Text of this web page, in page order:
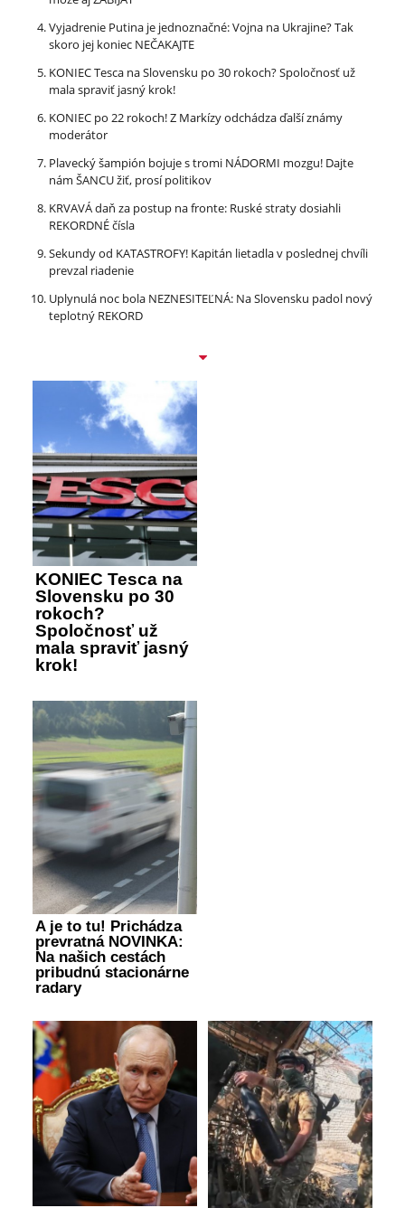
Vyjadrenie Putina je jednoznačné: Vojna na Ukrajine? Tak
skoro jej koniec NEČAKAJTE
KONIEC Tesca na Slovensku po 30 rokoch? Spoločnosť už
mala spraviť jasný krok!
KONIEC po 22 rokoch! Z Markízy odchádza ďalší známy
moderátor
Plavecký šampión bojuje s tromi NÁDORMI mozgu! Dajte
nám ŠANCU žiť, prosí politikov
KRVAVÁ daň za postup na fronte: Ruské straty dosiahli
REKORDNÉ čísla
Sekundy od KATASTROFY! Kapitán lietadla v poslednej chvíli
prevzal riadenie
Uplynulá noc bola NEZNESITEĽNÁ: Na Slovensku padol nový
teplotný REKORD
KONIEC Tesca na
Slovensku po 30
rokoch?
Spoločnosť už
mala spraviť jasný
krok!
A je to tu! Prichádza
prevratná NOVINKA:
Na našich cestách
pribudnú stacionárne
radary